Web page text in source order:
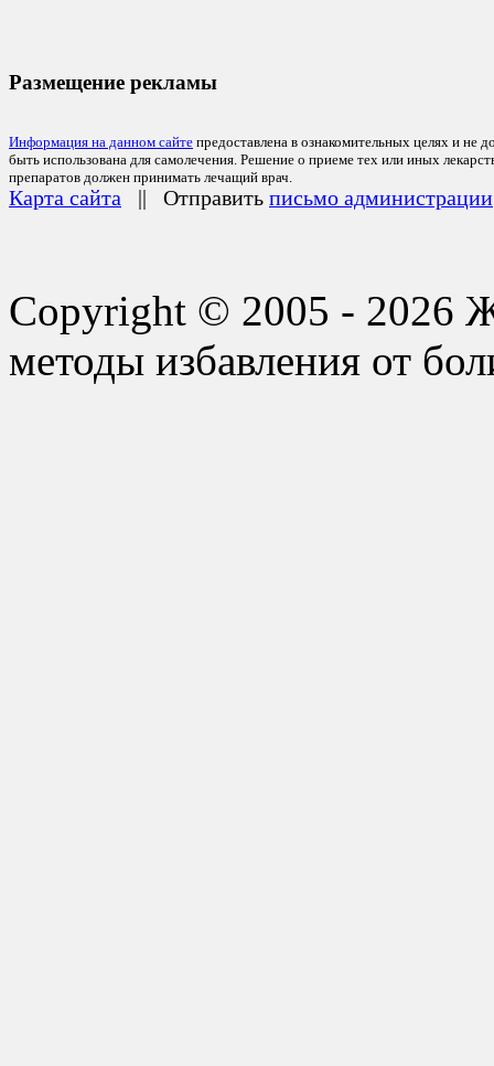
Размещение рекламы
Информация на данном сайте предоставлена в ознакомительных целях и не
быть использована для самолечения. Решение о приеме тех или иных
препаратов должен принимать лечащий врач.
Карта сайта || Отправить письмо администрации
Copyright © 2005 - 2026
методы избавления от